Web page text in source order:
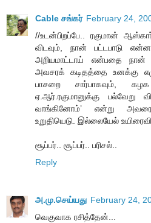
Cable சங்கர் February 24,
//உடன்பிறப்பே.. ரகுமான்
விடவும், நான் பட்டபாடு
அறியமாட்டாய் என்பதை
அவசரக் கடிதத்தை உனக்கு
பாசறை சார்பாகவும், கழக
ஏ.ஆர்.ரகுமானுக்கு பல்வேறு
வாங்கினோம்’ என்று
உறுதியெடு. இல்லையேல்
சூப்பர்.. சூப்பர்.. பரிசல்..
Reply
அ.மு.செய்யது February 24,
வெகுவாக ரசித்தேன்...